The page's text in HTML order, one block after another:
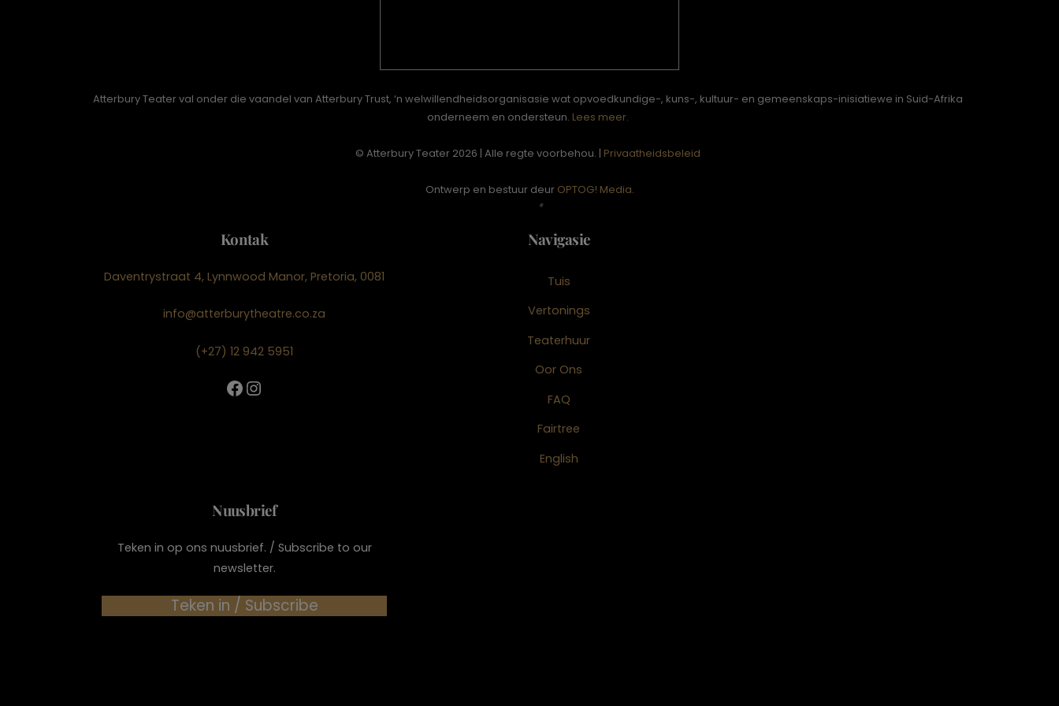
Atterbury Teater val onder die vaandel van Atterbury Trust, ‘n welwillendheidsorganisasie wat opvoedkundige-, kuns-, kultuur- en gemeenskaps-inisiatiewe in Suid-Afrika
onderneem en ondersteun. Lees meer.
© Atterbury Teater 2026 | Alle regte voorbehou. | Privaatheidsbeleid
Ontwerp en bestuur deur OPTOG! Media.
Kontak
Daventrystraat 4, Lynnwood Manor, Pretoria, 0081
info@atterburytheatre.co.za
(+27) 12 942 5951
Facebook
Instagram
Navigasie
Tuis
Vertonings
Teaterhuur
Oor Ons
FAQ
Fairtree
English
Nuusbrief
Teken in op ons nuusbrief. / Subscribe to our
newsletter.
Teken in / Subscribe